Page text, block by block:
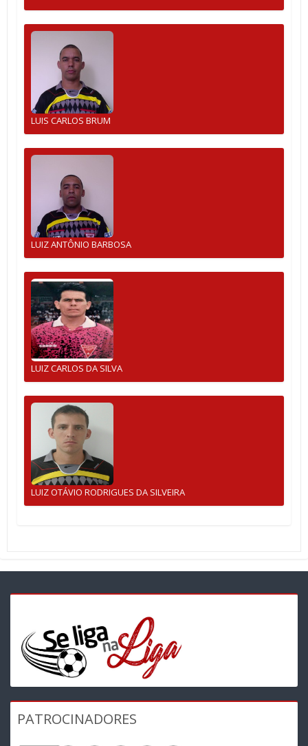
LUIS CARLOS BRUM
LUIZ ANTÔNIO BARBOSA
LUIZ CARLOS DA SILVA
LUIZ OTÁVIO RODRIGUES DA SILVEIRA
PATROCINADORES